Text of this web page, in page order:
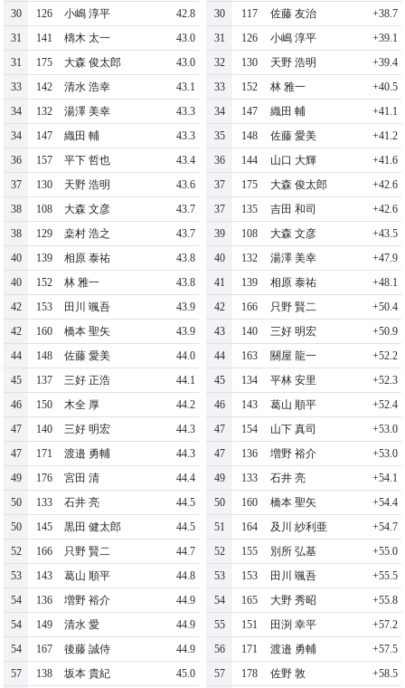
30
126 小嶋 淳平
42.8
31
141 檮木 太一
43.0
31
175 大森 俊太郎
43.0
33
142 清水 浩幸
43.1
34
132 湯澤 美幸
43.3
34
147 織田 輔
43.3
36
157 平下 哲也
43.4
37
130 天野 浩明
43.6
38
108 大森 文彦
43.7
38
129 桒村 浩之
43.7
40
139 相原 泰祐
43.8
40
152 林 雅一
43.8
42
153 田川 颯吾
43.9
42
160 橋本 聖矢
43.9
44
148 佐藤 愛美
44.0
45
137 三好 正浩
44.1
46
150 木全 厚
44.2
47
140 三好 明宏
44.3
47
171 渡邉 勇輔
44.3
49
176 宮田 清
44.4
50
133 石井 亮
44.5
50
145 黒田 健太郎
44.5
52
166 只野 賢二
44.7
53
143 葛山 順平
44.8
54
136 増野 裕介
44.9
54
149 清水 愛
44.9
54
167 後藤 誠侍
44.9
57
138 坂本 貴紀
45.0
30
117 佐藤 友治
+38.7
31
126 小嶋 淳平
+39.1
32
130 天野 浩明
+39.4
33
152 林 雅一
+40.5
34
147 織田 輔
+41.1
35
148 佐藤 愛美
+41.2
36
144 山口 大輝
+41.6
37
175 大森 俊太郎
+42.6
37
135 吉田 和司
+42.6
39
108 大森 文彦
+43.5
40
132 湯澤 美幸
+47.9
41
139 相原 泰祐
+48.1
42
166 只野 賢二
+50.4
43
140 三好 明宏
+50.9
44
163 關屋 龍一
+52.2
45
134 平林 安里
+52.3
46
143 葛山 順平
+52.4
47
154 山下 真司
+53.0
47
136 増野 裕介
+53.0
49
133 石井 亮
+54.1
50
160 橋本 聖矢
+54.4
51
164 及川 紗利亜
+54.7
52
155 別所 弘基
+55.0
53
153 田川 颯吾
+55.5
54
165 大野 秀昭
+55.8
55
151 田渕 幸平
+57.2
56
171 渡邉 勇輔
+57.5
57
178 佐野 敦
+58.5